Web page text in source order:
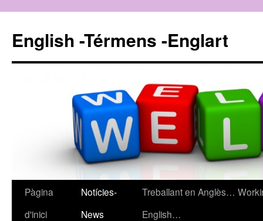
English -Térmens -Englart
Vés
Pàgina
d'inici
Notícies-
News
Treballant en Anglès…
English…